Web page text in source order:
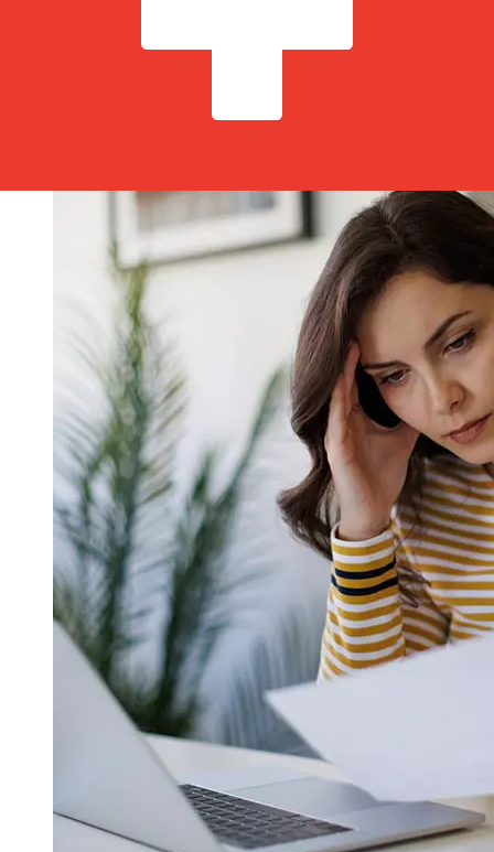
y 5 días laborables. Factores como los festivos
Andbankpara evitar retrasos.